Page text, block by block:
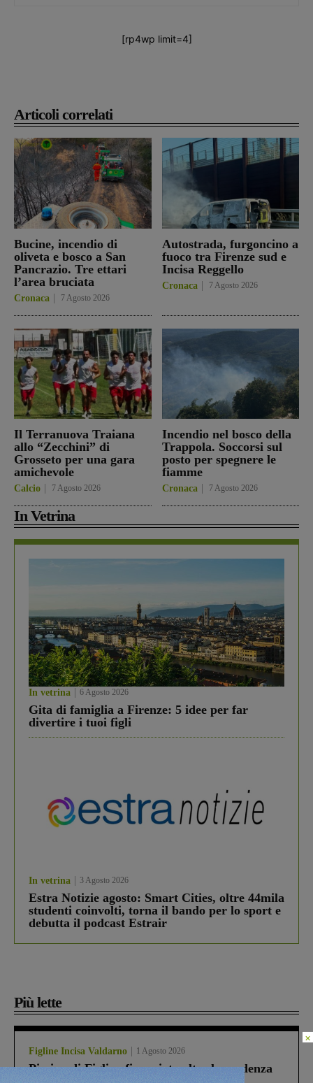
Articoli correlati
Bucine, incendio di
oliveta e bosco a San
Pancrazio. Tre ettari
l’area bruciata
Cronaca 7 Agosto 2026
Autostrada, furgoncino a
fuoco tra Firenze sud e
Incisa Reggello
Cronaca 7 Agosto 2026
Il Terranuova Traiana
allo “Zecchini” di
Grosseto per una gara
amichevole
Calcio 7 Agosto 2026
Incendio nel bosco della
Trappola. Soccorsi sul
posto per spegnere le
fiamme
Cronaca 7 Agosto 2026
In Vetrina
In vetrina 6 Agosto 2026
Gita di famiglia a Firenze: 5 idee per far
divertire i tuoi figli
In vetrina 3 Agosto 2026
Estra Notizie agosto: Smart Cities, oltre 44mila
studenti coinvolti, torna il bando per lo sport e
debutta il podcast Estrair
Più lette
Figline Incisa Valdarno 1 Agosto 2026
Piscina di Figline finanziata oltre la scadenza
[rp4wp limit=4]
×